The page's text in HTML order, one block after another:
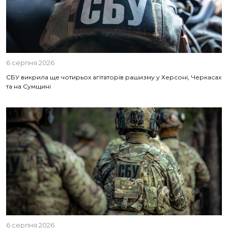
6 серпня 2026
СБУ викрила ще чотирьох агітаторів рашизму у Херсоні, Черкасах
та на Сумщині
6 серпня 2026